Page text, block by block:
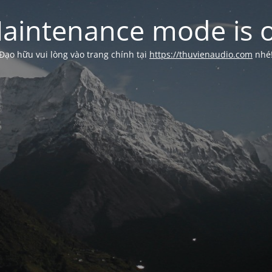
mode is
hữu vui lòng vào trang chính tại https://thuvienaudio.com